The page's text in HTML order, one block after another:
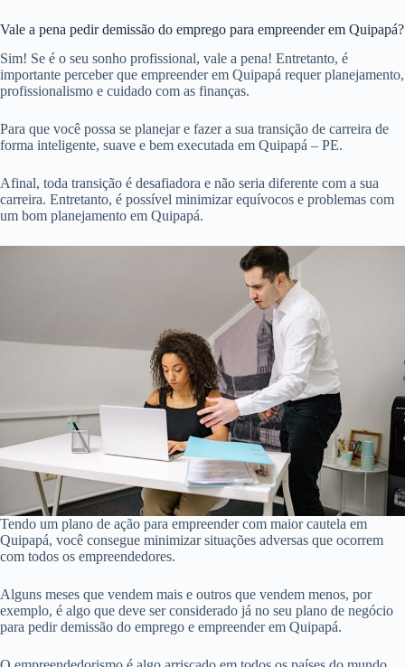
Vale a pena pedir demissão do emprego para empreender em Quipapá?
Sim! Se é o seu sonho profissional, vale a pena! Entretanto, é
importante perceber que empreender em Quipapá requer planejamento,
profissionalismo e cuidado com as finanças.
Para que você possa se planejar e fazer a sua transição de carreira de
forma inteligente, suave e bem executada em Quipapá – PE.
Afinal, toda transição é desafiadora e não seria diferente com a sua
carreira. Entretanto, é possível minimizar equívocos e problemas com
um bom planejamento em Quipapá.
Tendo um plano de ação para empreender com maior cautela em
Quipapá, você consegue minimizar situações adversas que ocorrem
com todos os empreendedores.
Alguns meses que vendem mais e outros que vendem menos, por
exemplo, é algo que deve ser considerado já no seu plano de negócio
para pedir demissão do emprego e empreender em Quipapá.